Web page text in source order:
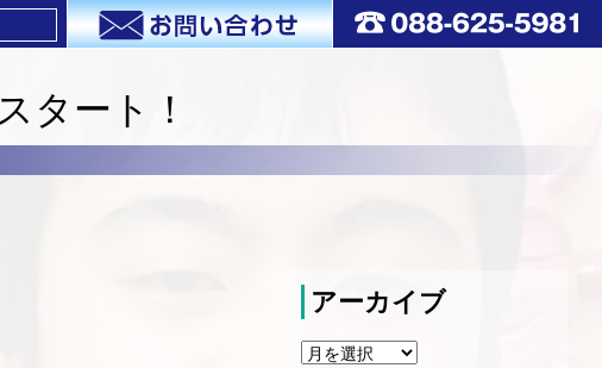
タート！
アーカイブ
ア